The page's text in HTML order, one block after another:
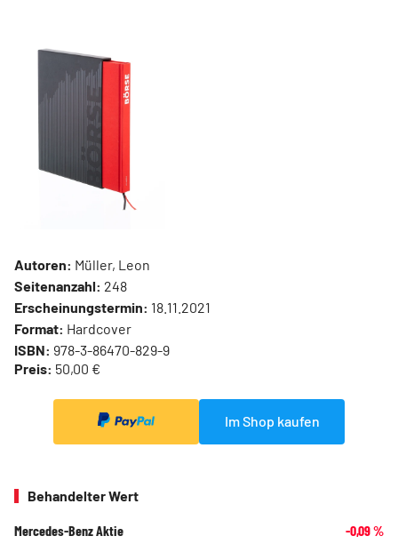
Autoren: Müller, Leon
Seitenanzahl: 248
Erscheinungstermin: 18.11.2021
Format: Hardcover
ISBN: 978-3-86470-829-9
Preis: 50,00 €
Im Shop kaufen
Behandelter Wert
Mercedes-Benz Aktie -0,09%